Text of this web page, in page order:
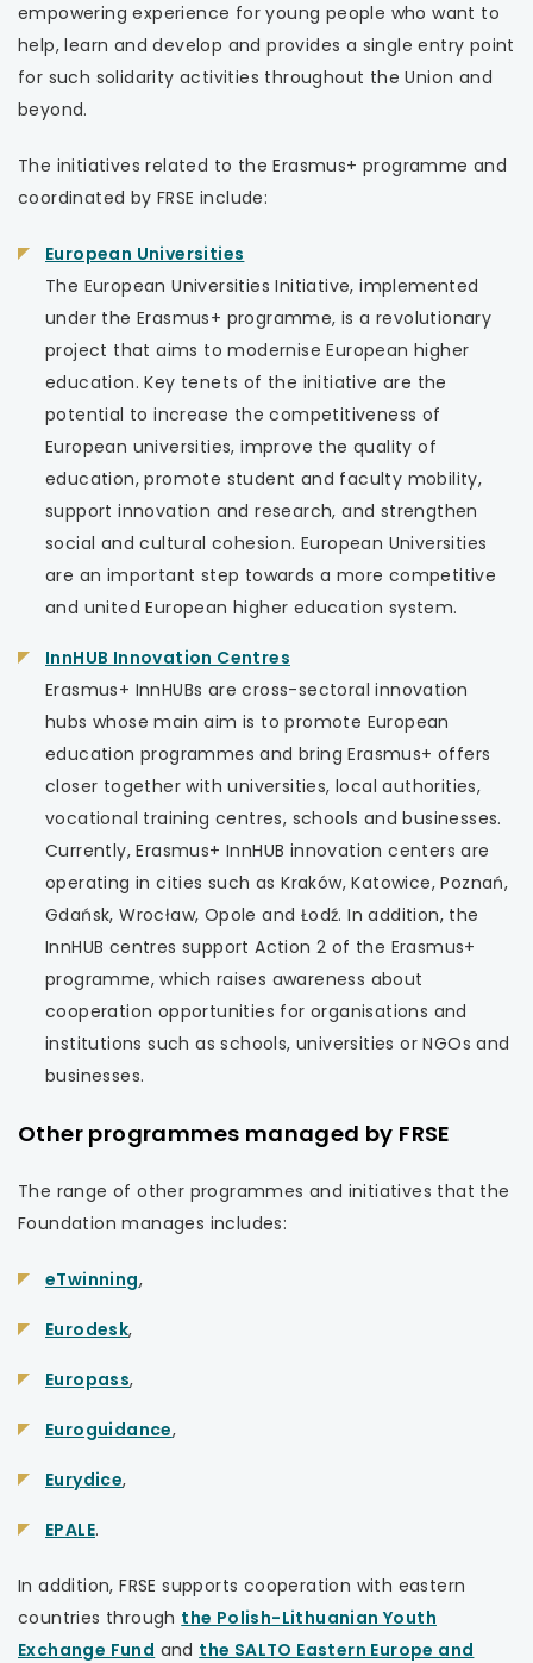
empowering experience for young people who want to
help, learn and develop and provides a single entry point
for such solidarity activities throughout the Union and
beyond.
The initiatives related to the Erasmus+ programme and
coordinated by FRSE include:
European Universities
link
otwiera
się
w
nowej
karcie
The European Universities Initiative, implemented
under the Erasmus+ programme, is a revolutionary
project that aims to modernise European higher
education. Key tenets of the initiative are the
potential to increase the competitiveness of
European universities, improve the quality of
education, promote student and faculty mobility,
support innovation and research, and strengthen
social and cultural cohesion. European Universities
are an important step towards a more competitive
and united European higher education system.
InnHUB Innovation Centres
link
otwiera
się
w
nowej
karcie
Erasmus+ InnHUBs are cross-sectoral innovation
hubs whose main aim is to promote European
education programmes and bring Erasmus+ offers
closer together with universities, local authorities,
vocational training centres, schools and businesses.
Currently, Erasmus+ InnHUB innovation centers are
operating in cities such as Kraków, Katowice, Poznań,
Gdańsk, Wrocław, Opole and Łodź. In addition, the
InnHUB centres support Action 2 of the Erasmus+
programme, which raises awareness about
cooperation opportunities for organisations and
institutions such as schools, universities or NGOs and
businesses.
Other programmes managed by FRSE
The range of other programmes and initiatives that the
Foundation manages includes:
eTwinninguwaga,
nowej
,
Eurodeskuwaga,
otwiera
się
,
Europassuwaga,
otwiera
,
Euroguidanceuwaga,
nowej
karcie
,
Eurydiceuwaga,
się
nowej
,
EPALEuwaga,
otwiera
się
w
.
In addition, FRSE supports cooperation with eastern
countries through the Polish-Lithuanian Youth
Exchange Fund uwaga,
and the SALTO Eastern Europe and